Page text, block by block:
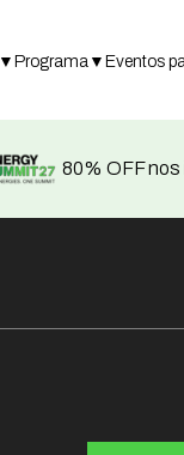
▼Programa ▼Eventos
80% OFF